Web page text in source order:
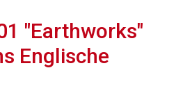
"Earthworks"
Englische